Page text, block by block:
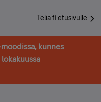
Telia.fi etusivulle
kunnes